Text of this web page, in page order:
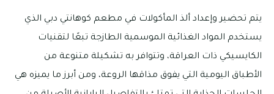
يتم تحضير وإعداد ألذ المأكولات في مطعم كوهانتي دبي الذي
يستخدم المواد الغذائية الموسمية الطازجة تبعًا لتقنيات
الكايسيكي ذات العراقة، وتتوافر به تشكيلة متنوعة من
الأطباق اليومية التي يفوق مذاقها الروعة، ومن أبرز ما يميزه هي